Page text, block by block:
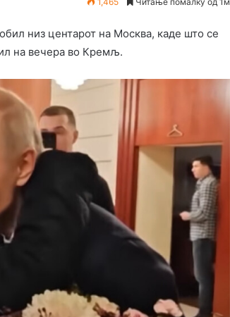
низ центарот на Москва, каде што се
на вечера во Кремљ.